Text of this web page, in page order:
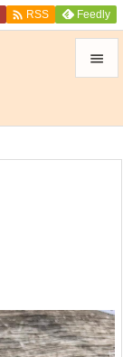

サイド
 RSS Feedly